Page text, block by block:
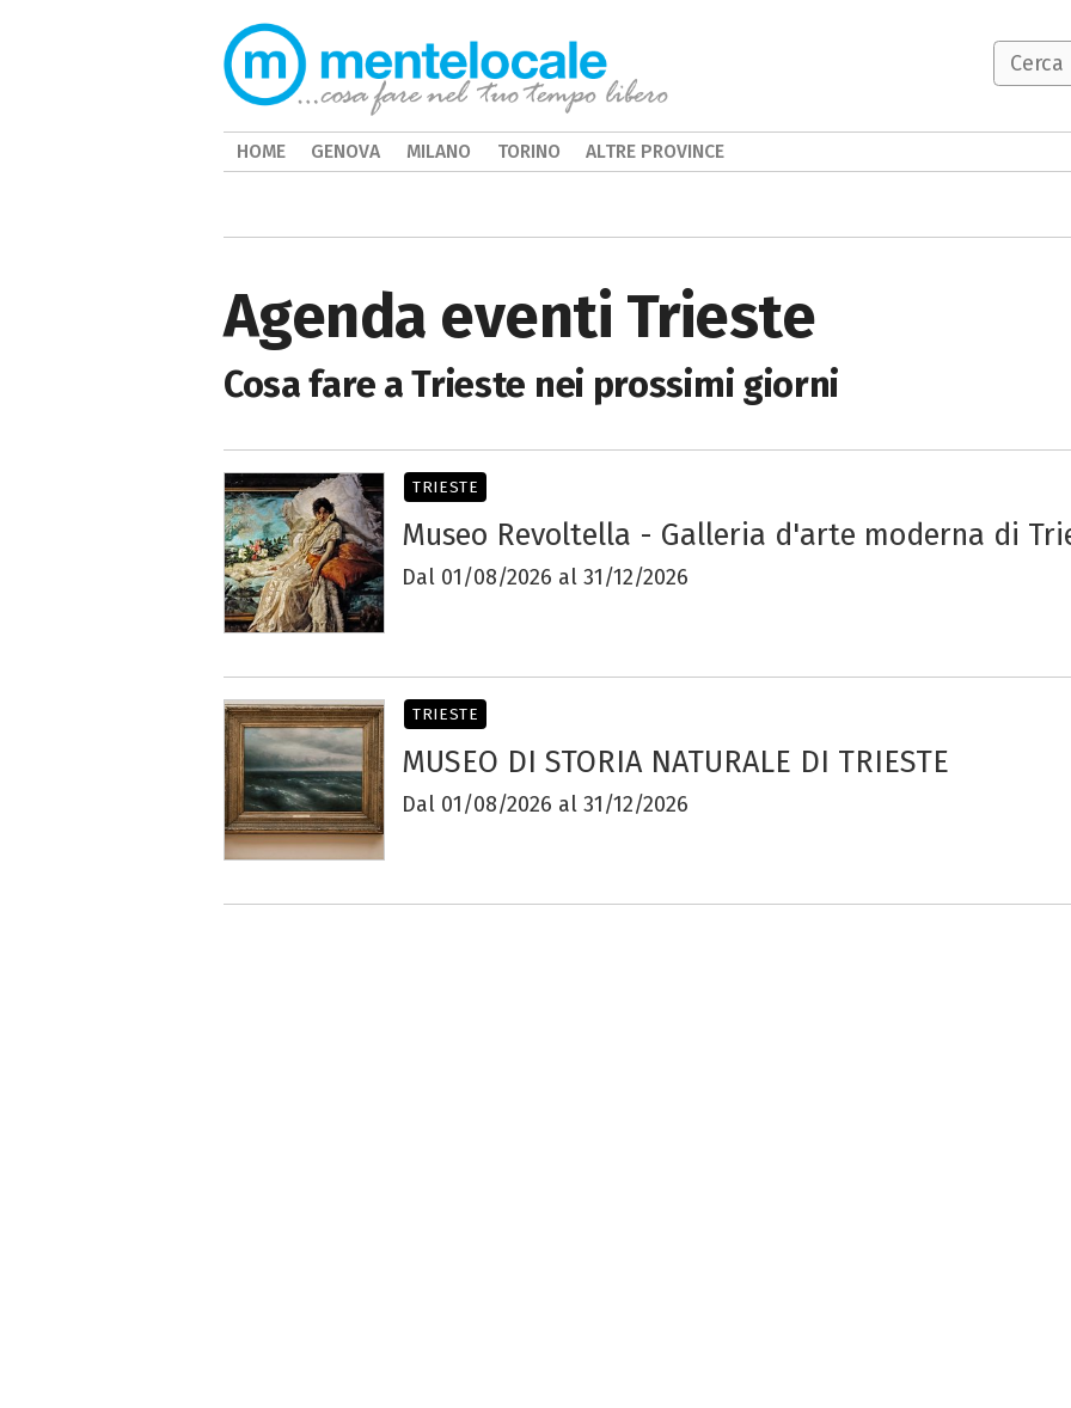
Agenda eventi Trieste
Cosa fare a Trieste nei prossimi giorni
Museo Revoltella - Galleria d'arte moderna di
Dal 01/08/2026 al 31/12/2026
TRIESTE
MUSEO DI STORIA NATURALE DI TRIESTE
Dal 01/08/2026 al 31/12/2026
TRIESTE
HOME GENOVA MILANO TORINO ALTRE PROVINCE